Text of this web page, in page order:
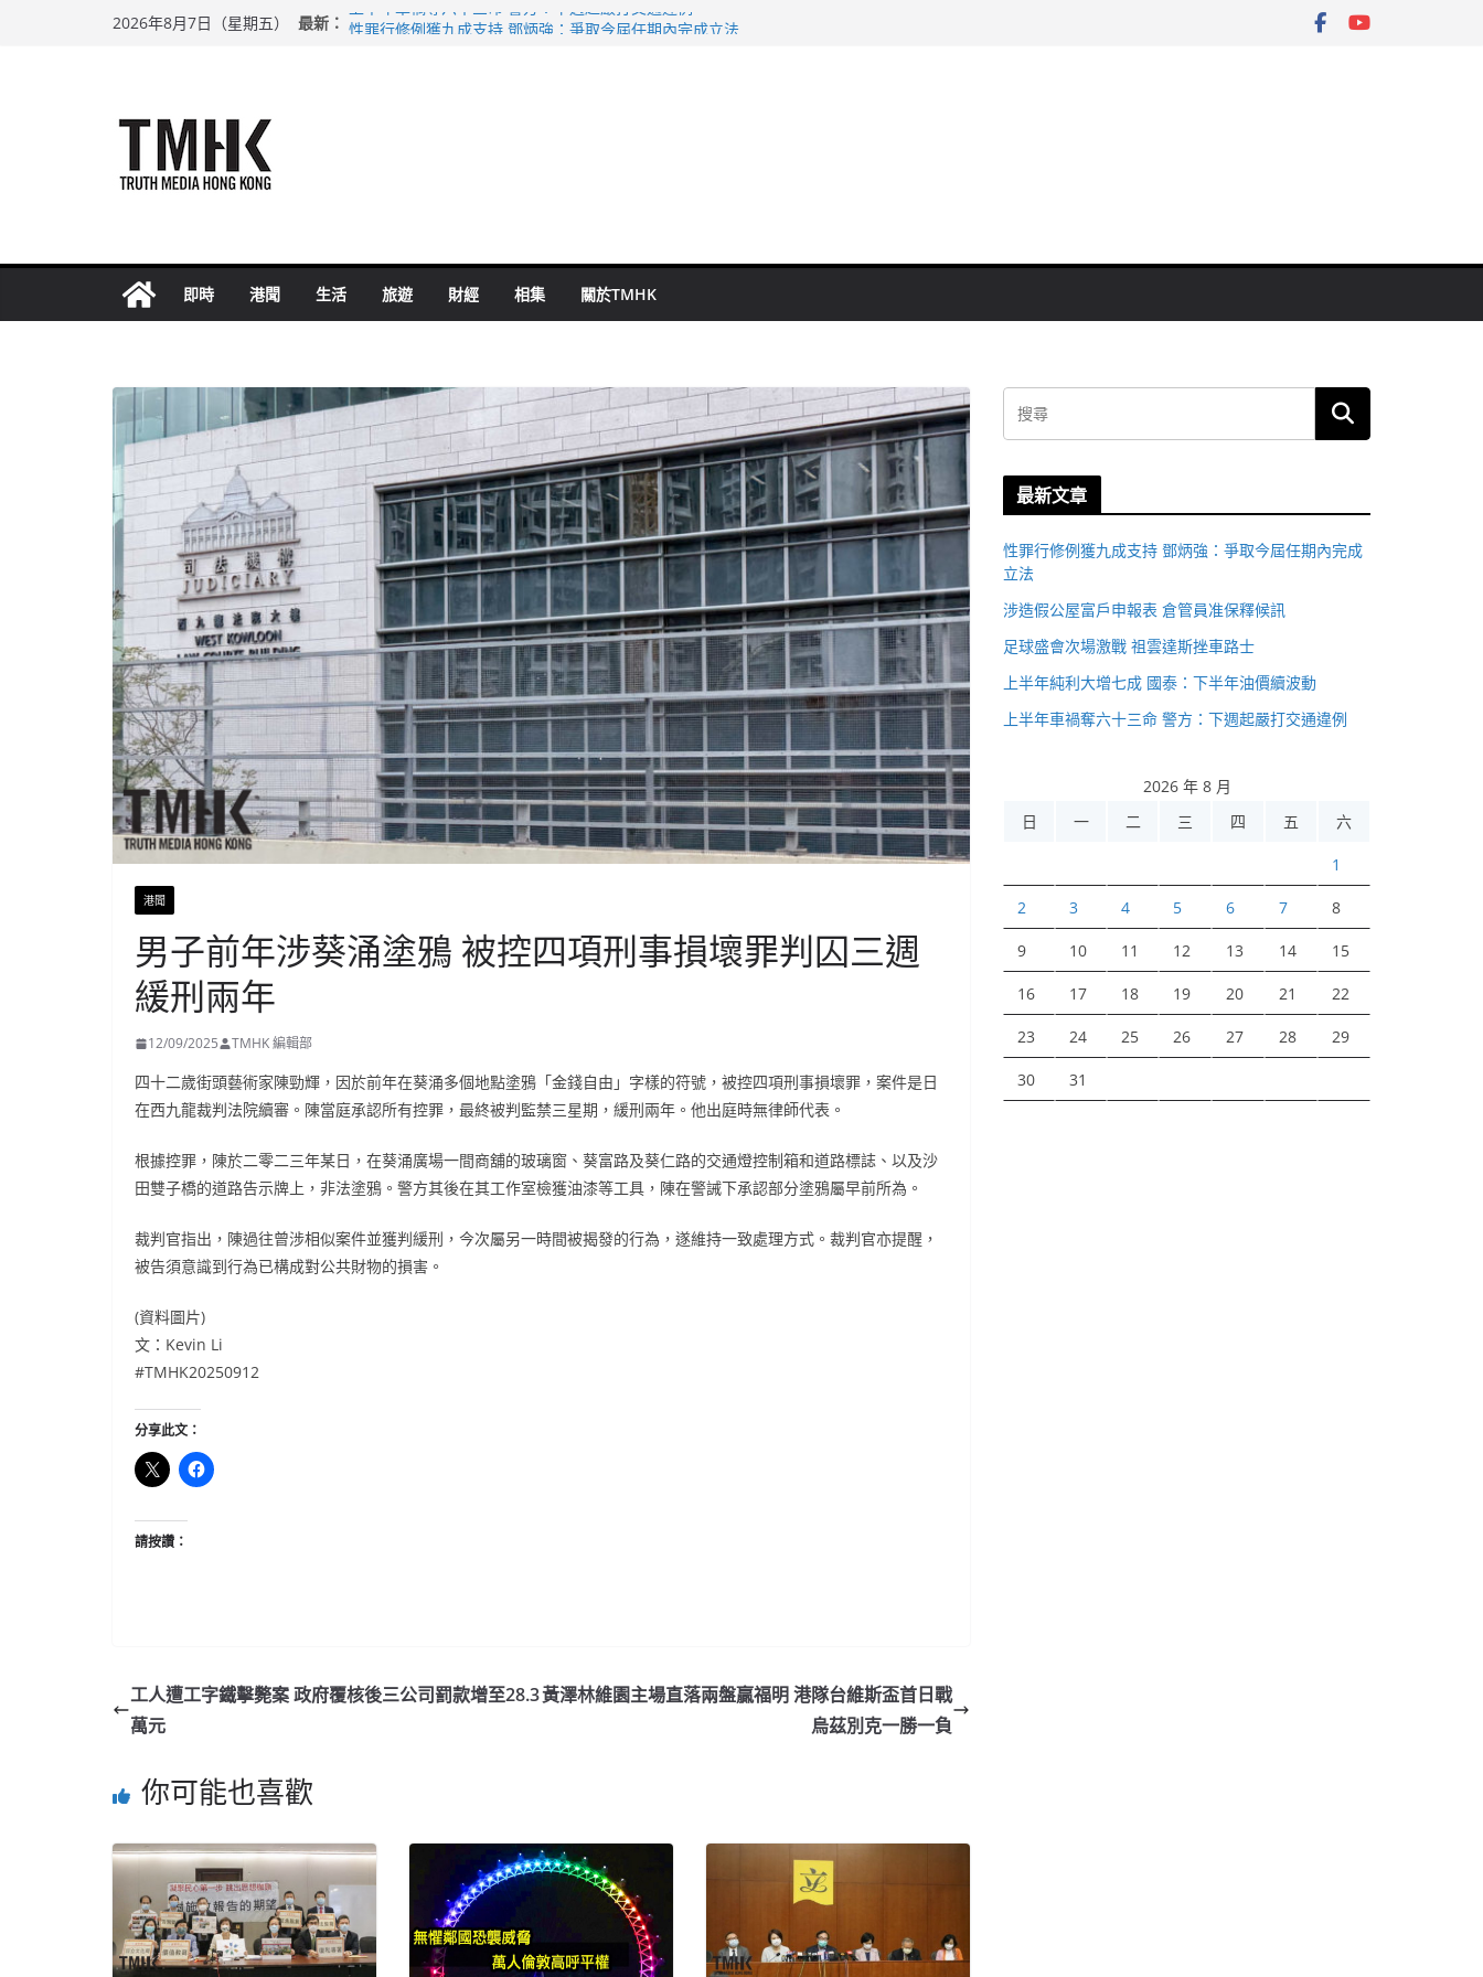
2026年8月7日（星期五） 最新： 上半年車禍奪六十三命 警方：下週起嚴打交通違例
即時 港聞 生活 旅遊 財經 相集 關於TMHK
港聞
男子前年涉葵涌塗鴉 被控四項刑事損壞罪判囚三週
緩刑兩年
12/09/2025 TMHK 編輯部
四十二歲街頭藝術家陳勁輝，因於前年在葵涌多個地點塗鴉「金錢自由」字樣的符號，被控四項刑事損壞罪，案件是日
在西九龍裁判法院續審。陳當庭承認所有控罪，最終被判監禁三星期，緩刑兩年。他出庭時無律師代表。
根據控罪，陳於二零二三年某日，在葵涌廣場一間商舖的玻璃窗、葵富路及葵仁路的交通燈控制箱和道路標誌、以及沙
田雙子橋的道路告示牌上，非法塗鴉。警方其後在其工作室檢獲油漆等工具，陳在警誡下承認部分塗鴉屬早前所為。
裁判官指出，陳過往曾涉相似案件並獲判緩刑，今次屬另一時間被揭發的行為，遂維持一致處理方式。裁判官亦提醒，
被告須意識到行為已構成對公共財物的損害。
(資料圖片)
文：Kevin Li
#TMHK20250912
分享此文：
請按讚：
工人遭工字鐵擊斃案 政府覆核後三公司罰款增至28.3
萬元
黃澤林維園主場直落兩盤贏福明 港隊台維斯盃首日戰
烏茲別克一勝一負
你可能也喜歡
最新文章
性罪行修例獲九成支持 鄧炳強：爭取今屆任期內完成
立法
涉造假公屋富戶申報表 倉管員准保釋候訊
足球盛會次場激戰 祖雲達斯挫車路士
上半年純利大增七成 國泰：下半年油價續波動
上半年車禍奪六十三命 警方：下週起嚴打交通違例
2026 年 8 月
日
一 二 三 四 五 六
1
2 3 4 5 6 7 8
9 10 11 12 13 14 15
16 17 18 19 20 21 22
23 24 25 26 27 28 29
30 31